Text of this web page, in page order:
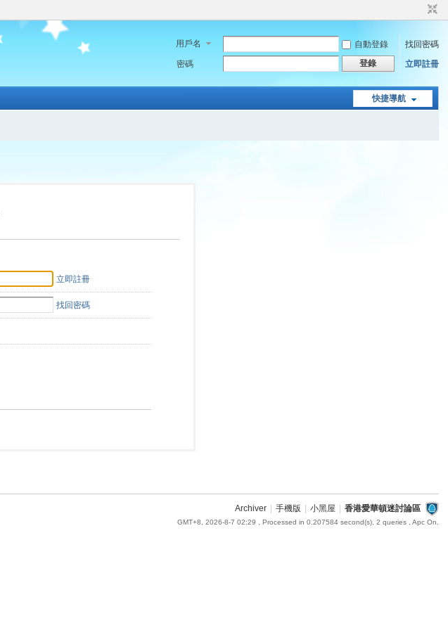
用戶名 自動登錄
找回密碼
密碼
登錄 立即註冊
快捷導航
立即註冊
找回密碼
Archiver 手機版 小黑屋 香港愛華頓迷討論區
GMT+8, 2026-8-7 02:29 , Processed in 0.207584 second(s), 2 queries , Apc On.